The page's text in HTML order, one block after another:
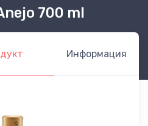
700 ml
Информация